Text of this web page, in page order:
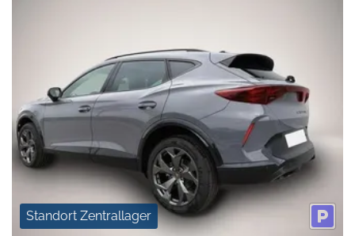
Standort Zentrallager